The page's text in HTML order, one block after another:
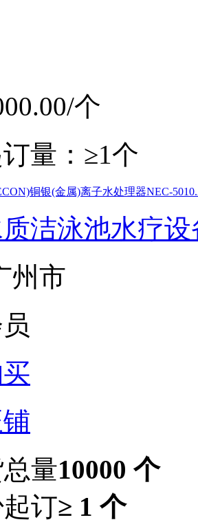
/个
量： ≥1个
铜银(金属)离子水处理器NEC-
洁泳池水疗
州市
量10000 个
订≥ 1 个